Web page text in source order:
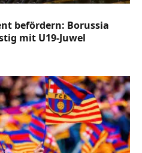
befördern: Borussia
mit U19-Juwel